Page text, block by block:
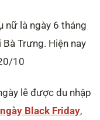
nữ là ngày 6 tháng
Trưng. Hiện nay
10
lễ được du nhập
ngày Black Friday,